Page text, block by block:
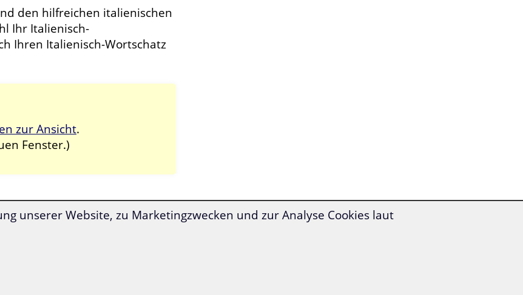
den hilfreichen italienischen
Ihr Italienisch-
Ihren Italienisch-Wortschatz
zur Ansicht.
Fenster.)
die Italienisch-Grammatik enthalten ist
Sie die
unserer Website, zu Marketingzwecken und zur Analyse Cookies laut